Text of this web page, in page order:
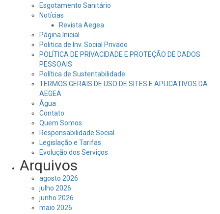
Esgotamento Sanitário
Notícias
Revista Aegea
Página Inicial
Politica de Inv. Social Privado
POLÍTICA DE PRIVACIDADE E PROTEÇÃO DE DADOS
PESSOAIS
Política de Sustentabilidade
TERMOS GERAIS DE USO DE SITES E APLICATIVOS DA
AEGEA
Água
Contato
Quem Somos
Responsabilidade Social
Legislação e Tarifas
Evolução dos Serviços
Arquivos
agosto 2026
julho 2026
junho 2026
maio 2026